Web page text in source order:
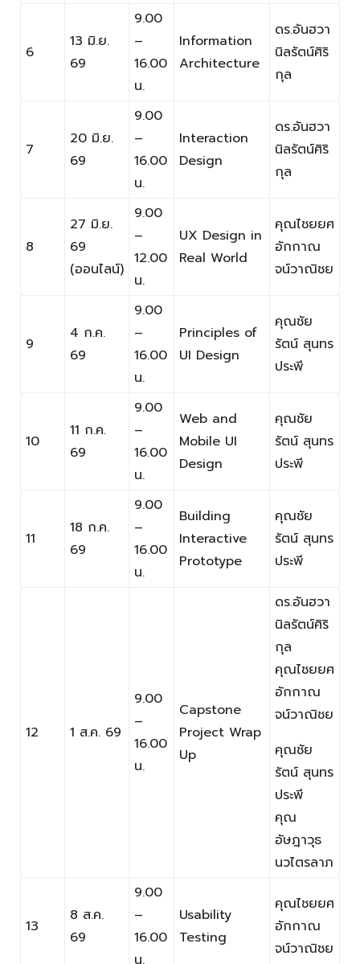
6
13 มิ.ย.
69
9.00
–
16.00
น.
Information
Architecture
ดร.อันฮวา
นิลรัตน์ศิริ
กุล
7
20 มิ.ย.
69
9.00
–
16.00
น.
Interaction
Design
ดร.อันฮวา
นิลรัตน์ศิริ
กุล
8
27 มิ.ย.
69
(ออนไลน์)
9.00
–
12.00
น.
UX Design in
Real World
คุณไชยยศ
อักกาณ
จน์วาณิชย
9
4 ก.ค.
69
9.00
–
16.00
น.
Principles of
UI Design
คุณชัย
รัตน์ สุนทร
ประพี
10
11 ก.ค.
69
9.00
–
16.00
น.
Web and
Mobile UI
Design
คุณชัย
รัตน์ สุนทร
ประพี
11
18 ก.ค.
69
9.00
–
16.00
น.
Building
Interactive
Prototype
คุณชัย
รัตน์ สุนทร
ประพี
12 1 ส.ค. 69
9.00
–
16.00
น.
Capstone
Project Wrap
Up
ดร.อันฮวา
นิลรัตน์ศิริ
กุล
คุณไชยยศ
อักกาณ
จน์วาณิชย
คุณชัย
รัตน์ สุนทร
ประพี
คุณ
อัษฎาวุธ
นวไตรลาภ
13
8 ส.ค.
69
9.00
–
16.00
Usability
Testing
คุณไชยยศ
อักกาณ
จน์วาณิชย